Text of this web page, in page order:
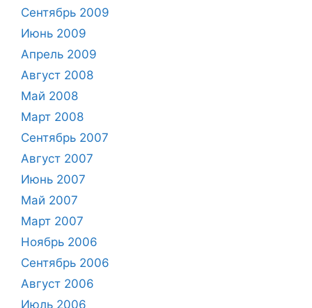
Сентябрь 2009
Июнь 2009
Апрель 2009
Август 2008
Май 2008
Март 2008
Сентябрь 2007
Август 2007
Июнь 2007
Май 2007
Март 2007
Ноябрь 2006
Сентябрь 2006
Август 2006
Июль 2006